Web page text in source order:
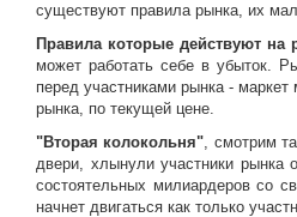
существуют правила рынка, их
Правила которые действуют на
может работать себе в убыток.
перед участниками рынка -
рынка, по текущей цене.
"Вторая колокольня", смотрим
двери, хлынули участники рынка
состоятельных милиардеров со
начнет двигаться как только